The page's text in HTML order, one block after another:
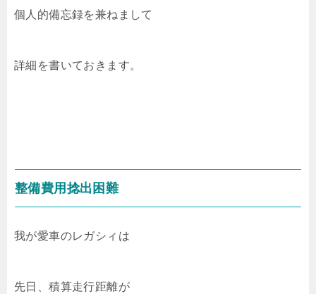
個人的備忘録を兼ねまして
詳細を書いておきます。
整備費用捻出困難
我が愛車のレガシィは
先日、積算走行距離が